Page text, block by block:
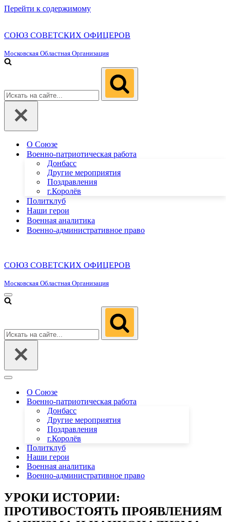
Перейти к содержимому
СОЮЗ СОВЕТСКИХ ОФИЦЕРОВ
Московская Областная Организация
О Союзе
Военно-патриотическая работа
Донбасс
Другие мероприятия
Поздравления
г.Королёв
Политклуб
Наши герои
Военная аналитика
Военно-административное право
СОЮЗ СОВЕТСКИХ ОФИЦЕРОВ
Московская Областная Организация
Меню
навигации
Меню
навигацииО Союзе
Военно-патриотическая работа
Донбасс
Другие мероприятия
Поздравления
г.Королёв
Политклуб
Наши герои
Военная аналитика
Военно-административное право
УРОКИ ИСТОРИИ:
ПРОТИВОСТОЯТЬ ПРОЯВЛЕНИЯМ